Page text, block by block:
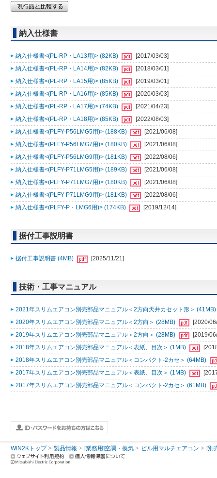
納入仕様書
納入仕様書<(PL-RP・LA13用)> (82KB)
[2017/03/03]
納入仕様書<(PL-RP・LA14用)> (82KB)
[2018/03/01]
納入仕様書<(PL-RP・LA15用)> (85KB)
[2019/03/01]
納入仕様書<(PL-RP・LA16用)> (85KB)
[2020/03/03]
納入仕様書<(PL-RP・LA17用)> (74KB)
[2021/04/23]
納入仕様書<(PL-RP・LA18用)> (85KB)
[2022/08/03]
納入仕様書<(PLFY-P56LMG5用)> (188KB)
[2021/06/08]
納入仕様書<(PLFY-P56LMG7用)> (180KB)
[2021/06/08]
納入仕様書<(PLFY-P56LMG9用)> (181KB)
[2022/08/06]
納入仕様書<(PLFY-P71LMG5用)> (189KB)
[2021/06/08]
納入仕様書<(PLFY-P71LMG7用)> (180KB)
[2021/06/08]
納入仕様書<(PLFY-P71LMG9用)> (181KB)
[2022/08/06]
納入仕様書<(PLFY-P・LMG6用)> (174KB)
[2019/12/14]
据付工事説明書
据付工事説明書 (4MB) [2025/11/21]
技術・工事マニュアル
2021年スリムエアコン別売部品マニュアル＜2方向天井カセット形＞ (41MB)
2020年スリムエアコン別売部品マニュアル＜2方向＞ (28MB)
[2020/
2019年スリムエアコン別売部品マニュアル＜2方向＞ (28MB)
[2019/
2018年スリムエアコン別売部品マニュアル＜表紙、目次＞ (1MB)
2018年スリムエアコン別売部品マニュアル＜コンパクト-2カセ＞ (64MB)
2017年スリムエアコン別売部品マニュアル＜表紙、目次＞ (1MB)
2017年スリムエアコン別売部品マニュアル＜コンパクト-2カセ＞ (61MB)
WIN2Kトップ 製品情報 [業務用]空調・換気 ビル用マルチエアコン [別